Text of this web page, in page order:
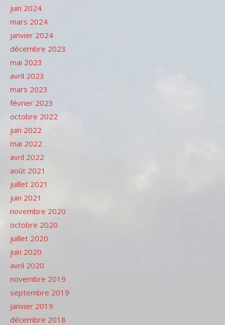
juin 2024
mars 2024
janvier 2024
décembre 2023
mai 2023
avril 2023
mars 2023
février 2023
octobre 2022
juin 2022
mai 2022
avril 2022
août 2021
juillet 2021
juin 2021
novembre 2020
octobre 2020
juillet 2020
juin 2020
avril 2020
novembre 2019
septembre 2019
janvier 2019
décembre 2018